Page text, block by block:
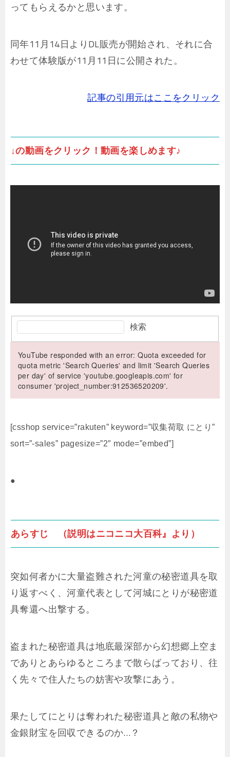
ってもらえるかと思います。
同年11月14日よりDL販売が開始され、それに合
わせて体験版が11月11日に公開された。
記事の引用元はここをクリック
↓の動画をクリック！動画を楽しめます♪
検索
YouTube responded with an error: Quota exceeded for
quota metric 'Search Queries' and limit 'Search Queries
per day' of service 'youtube.googleapis.com' for
consumer 'project_number:912536520209'.
[csshop service=”rakuten” keyword=”収集荷取 にとり”
sort=”-sales” pagesize=”2″ mode=”embed”]
●
あらすじ （説明はニコニコ大百科』より）
突如何者かに大量盗難された河童の秘密道具を取
り返すべく、河童代表として河城にとりが秘密道
具奪還へ出撃する。
盗まれた秘密道具は地底最深部から幻想郷上空ま
でありとあらゆるところまで散らばっており、往
く先々で住人たちの妨害や攻撃にあう。
果たしてにとりは奪われた秘密道具と敵の私物や
金銀財宝を回収できるのか…？